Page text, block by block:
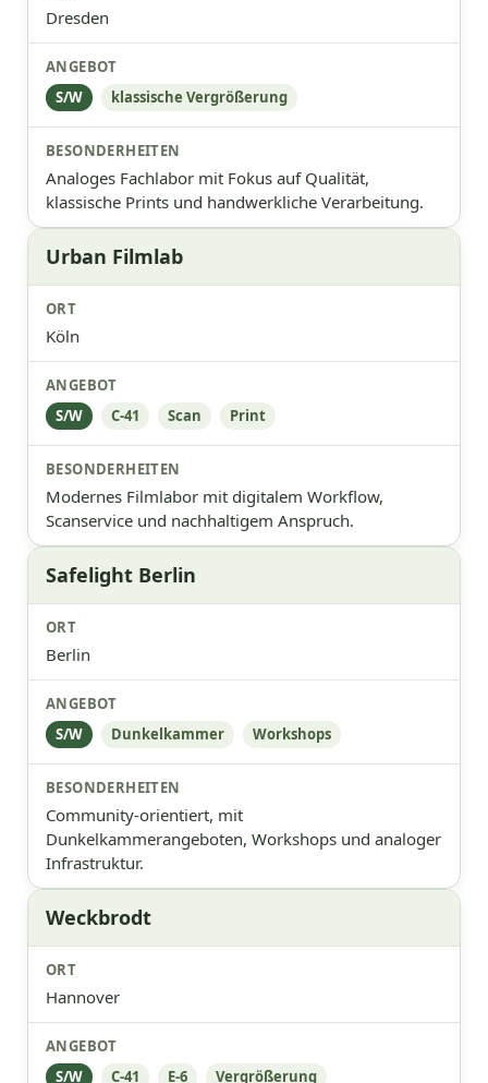
Dresden
S/W klassische Vergrößerung
Analoges Fachlabor mit Fokus auf Qualität,
klassische Prints und handwerkliche Verarbeitung.
Urban Filmlab
Köln
S/W C-41 Scan Print
Modernes Filmlabor mit digitalem Workflow,
Scanservice und nachhaltigem Anspruch.
Safelight Berlin
Berlin
S/W Dunkelkammer Workshops
Community-orientiert, mit
Dunkelkammerangeboten, Workshops und analoger
Infrastruktur.
Weckbrodt
Hannover
S/W C-41 E-6 Vergrößerung